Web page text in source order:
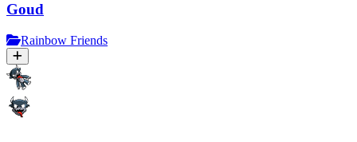
Goud
Rainbow Friends